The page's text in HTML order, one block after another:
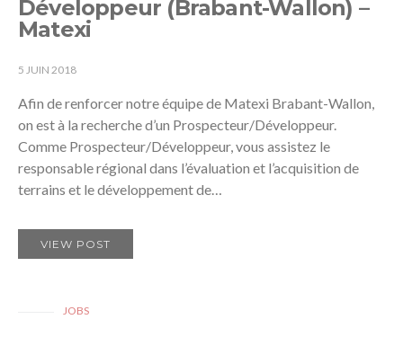
Développeur (Brabant-Wallon) –
Matexi
5 JUIN 2018
Afin de renforcer notre équipe de Matexi Brabant-Wallon,
on est à la recherche d’un Prospecteur/Développeur.
Comme Prospecteur/Développeur, vous assistez le
responsable régional dans l’évaluation et l’acquisition de
terrains et le développement de…
VIEW POST
JOBS